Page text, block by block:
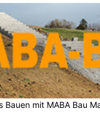
Bauen mit MABA Bau